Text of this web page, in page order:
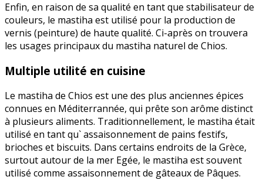
Enfin, en raison de sa qualité en tant que stabilisateur de
couleurs, le mastiha est utilisé pour la production de
vernis (peinture) de haute qualité. Ci-après on trouvera
les usages principaux du mastiha naturel de Chios.
Multiple utilité en cuisine
Le mastiha de Chios est une des plus anciennes épices
connues en Méditerrannée, qui prête son arôme distinct
à plusieurs aliments. Traditionnellement, le mastiha était
utilisé en tant qu` assaisonnement de pains festifs,
brioches et biscuits. Dans certains endroits de la Grèce,
surtout autour de la mer Egée, le mastiha est souvent
utilisé comme assaisonnement de gâteaux de Pâques.